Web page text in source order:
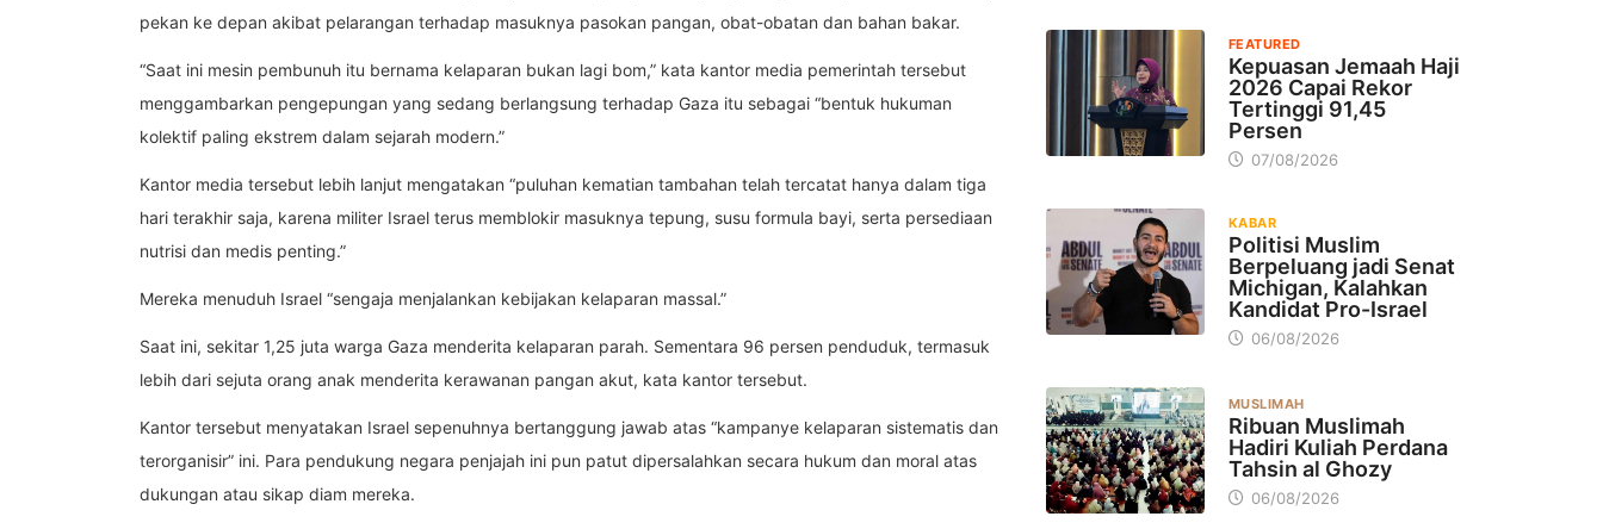
pekan ke depan akibat pelarangan terhadap masuknya pasokan pangan, obat-obatan dan bahan bakar.
“Saat ini mesin pembunuh itu bernama kelaparan bukan lagi bom,” kata kantor media pemerintah tersebut
menggambarkan pengepungan yang sedang berlangsung terhadap Gaza itu sebagai “bentuk hukuman
kolektif paling ekstrem dalam sejarah modern.”
Kantor media tersebut lebih lanjut mengatakan “puluhan kematian tambahan telah tercatat hanya dalam tiga
hari terakhir saja, karena militer Israel terus memblokir masuknya tepung, susu formula bayi, serta persediaan
nutrisi dan medis penting.”
Mereka menuduh Israel “sengaja menjalankan kebijakan kelaparan massal.”
Saat ini, sekitar 1,25 juta warga Gaza menderita kelaparan parah. Sementara 96 persen penduduk, termasuk
lebih dari sejuta orang anak menderita kerawanan pangan akut, kata kantor tersebut.
Kantor tersebut menyatakan Israel sepenuhnya bertanggung jawab atas “kampanye kelaparan sistematis dan
terorganisir” ini. Para pendukung negara penjajah ini pun patut dipersalahkan secara hukum dan moral atas
dukungan atau sikap diam mereka.
FEATURED
Kepuasan Jemaah Haji
2026 Capai Rekor
Tertinggi 91,45
Persen
07/08/2026
KABAR
Politisi Muslim
Berpeluang jadi Senat
Michigan, Kalahkan
Kandidat Pro-Israel
06/08/2026
MUSLIMAH
Ribuan Muslimah
Hadiri Kuliah Perdana
Tahsin al Ghozy
06/08/2026